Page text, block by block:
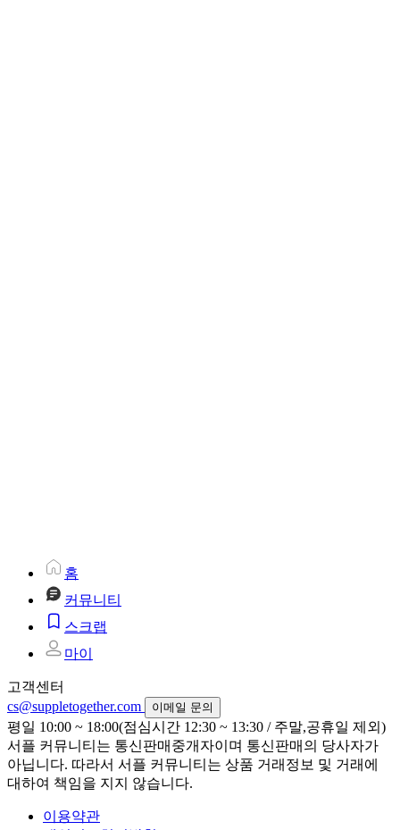
홈
커뮤니티
스크랩
마이
고객센터
cs@suppletogether.com
이메일 문의
평일 10:00 ~ 18:00(점심시간 12:30 ~ 13:30 / 주말,공휴일 제외)
서플 커뮤니티는 통신판매중개자이며 통신판매의 당사자가
아닙니다. 따라서 서플 커뮤니티는 상품 거래정보 및 거래에
대하여 책임을 지지 않습니다.
이용약관